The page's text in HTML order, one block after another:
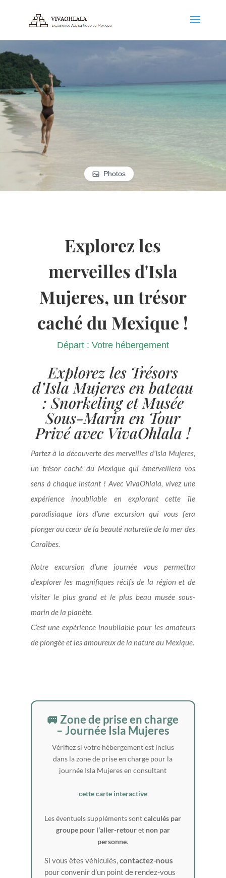
Photos
Explorez les
merveilles d'Isla
Mujeres, un trésor
caché du Mexique !
Départ : Votre hébergement
Explorez les Trésors
d’Isla Mujeres en bateau
: Snorkeling et Musée
Sous-Marin en Tour
Privé avec VivaOhlala !
Partez à la découverte des merveilles d’Isla Mujeres,
un trésor caché du Mexique qui émerveillera vos
sens à chaque instant ! Avec VivaOhlala, vivez une
expérience inoubliable en explorant cette île
paradisiaque lors d’une excursion qui vous fera
plonger au cœur de la beauté naturelle de la mer des
Caraïbes.
Notre excursion d’une journée vous permettra
d’explorer les magnifiques récifs de la région et de
visiter le plus grand et le plus beau musée sous-
marin de la planète.
C’est une expérience inoubliable pour les amateurs
de plongée et les amoureux de la nature au Mexique.
🚐 Zone de prise en charge
– Journée Isla Mujeres
Vérifiez si votre hébergement est inclus
dans la zone de prise en charge pour la
journée Isla Mujeres en consultant
cette carte interactive
Les éventuels suppléments sontcalculés par
groupe pour l’aller-retouret non par
personne.
Si vous êtes véhiculés, contactez-nous
pour convenir d’un point de rendez-vous